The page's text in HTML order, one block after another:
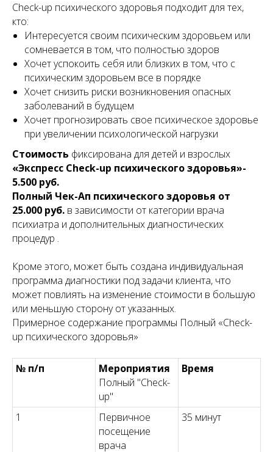
Check-up психического здоровья подходит для тех,
кто:
Интересуется своим психическим здоровьем или
сомневается в том, что полностью здоров
Хочет успокоить себя или близких в том, что с
психическим здоровьем все в порядке
Хочет снизить риски возникновения опасных
заболеваний в будущем
Хочет прогнозировать свое психическое здоровье
при увеличении психологической нагрузки
Стоимость фиксирована для детей и взрослых
«Экспресс Сheck-up психического здоровья»-
5.500 руб.
Полный Чек-Ап психического здоровья от
25.000 руб. в зависимости от категории врача
психиатра и дополнительных диагностических
процедур .
Кроме этого, может быть создана индивидуальная
программа диагностики под задачи клиента, что
может повлиять на изменение стоимости в большую
или меньшую сторону от указанных.
Примерное содержание программы Полный «Сheck-
up психического здоровья»
№ п/п
Мероприятия
Полный "Сheck-
up"
Время
1
Первичное
посещение
врача
35 минут